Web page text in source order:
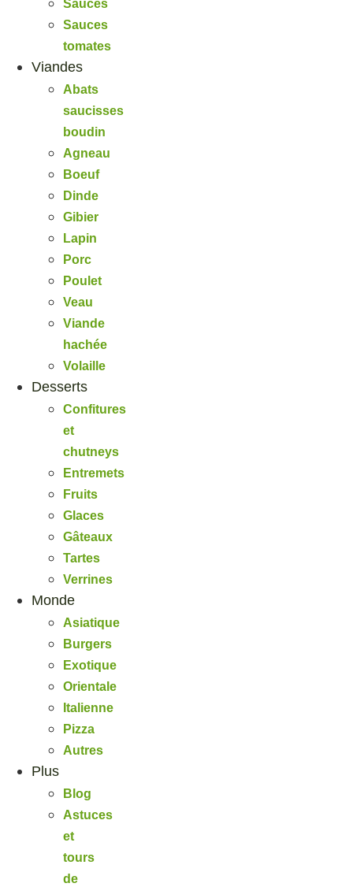
Sauces
Sauces
tomates
Viandes
Abats
saucisses
boudin
Agneau
Boeuf
Dinde
Gibier
Lapin
Porc
Poulet
Veau
Viande
hachée
Volaille
Desserts
Confitures
et
chutneys
Entremets
Fruits
Glaces
Gâteaux
Tartes
Verrines
Monde
Asiatique
Burgers
Exotique
Orientale
Italienne
Pizza
Autres
Plus
Blog
Astuces
et
tours
de